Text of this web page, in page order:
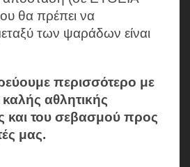
θα πρέπει να
των ψαράδων είναι
περισσότερο με
αθλητικής
και του σεβασμού προς
μας.